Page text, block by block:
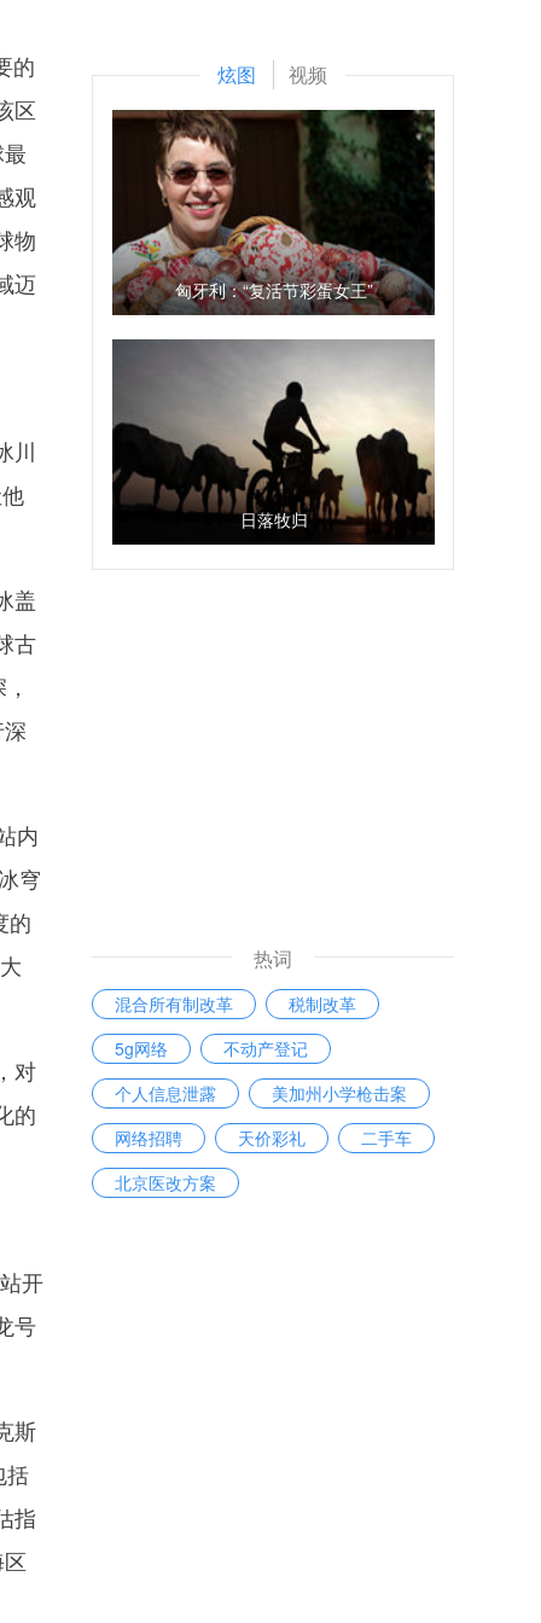
的
区
观
物
迈
川
盖
古
内
穹
的
对
的
开
号
斯
括
指
炫图 视频
匈牙利：“复活节彩蛋女王”
日落牧归
热词
混合所有制改革
税制改革
5g网络
不动产登记
个人信息泄露
美加州小学枪击案
网络招聘
天价彩礼
二手车
北京医改方案